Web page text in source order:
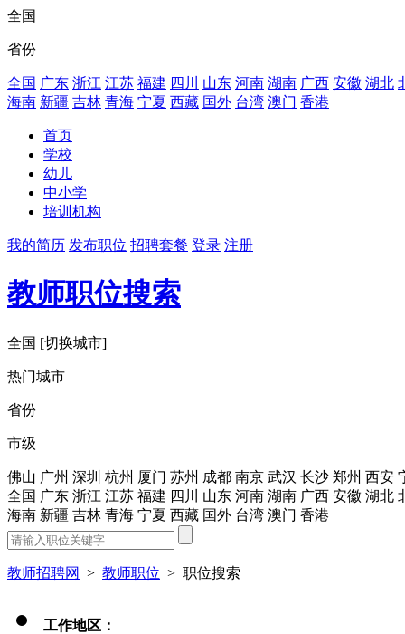
全国
省份
全国 广东 浙江 江苏 福建 四川 山东 河南 湖南 广西 安徽 湖北
海南 新疆 吉林 青海 宁夏 西藏 国外 台湾 澳门 香港
首页
学校
幼儿
中小学
培训机构
我的简历 发布职位 招聘套餐 登录 注册
教师职位搜索
全国 [切换城市]
热门城市
省份
市级
佛山 广州 深圳 杭州 厦门 苏州 成都 南京 武汉 长沙 郑州 西安
全国 广东 浙江 江苏 福建 四川 山东 河南 湖南 广西 安徽 湖北
海南 新疆 吉林 青海 宁夏 西藏 国外 台湾 澳门 香港
教师招聘网 > 教师职位 > 职位搜索
工作地区：